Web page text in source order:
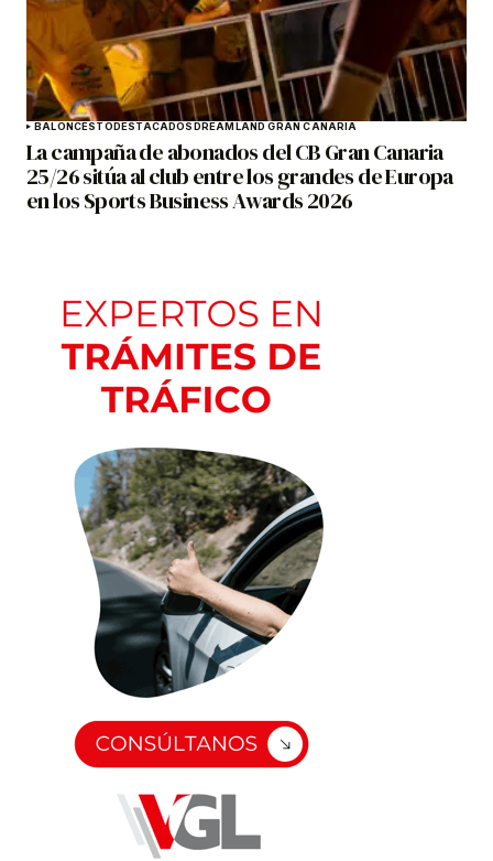
BALONCESTODESTACADOSDREAMLAND GRAN CANARIA
La campaña de abonados del CB Gran Canaria
25/26 sitúa al club entre los grandes de Europa
en los Sports Business Awards 2026